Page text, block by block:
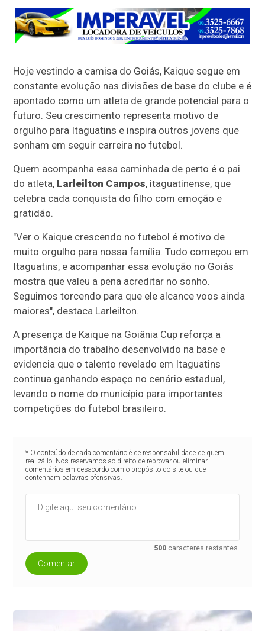
Hoje vestindo a camisa do Goiás, Kaique segue em
constante evolução nas divisões de base do clube e é
apontado como um atleta de grande potencial para o
futuro. Seu crescimento representa motivo de
orgulho para Itaguatins e inspira outros jovens que
sonham em seguir carreira no futebol.
Quem acompanha essa caminhada de perto é o pai
do atleta, Larleilton Campos, itaguatinense, que
celebra cada conquista do filho com emoção e
gratidão.
"Ver o Kaique crescendo no futebol é motivo de
muito orgulho para nossa família. Tudo começou em
Itaguatins, e acompanhar essa evolução no Goiás
mostra que valeu a pena acreditar no sonho.
Seguimos torcendo para que ele alcance voos ainda
maiores", destaca Larleilton.
A presença de Kaique na Goiânia Cup reforça a
importância do trabalho desenvolvido na base e
evidencia que o talento revelado em Itaguatins
continua ganhando espaço no cenário estadual,
levando o nome do município para importantes
competições do futebol brasileiro.
* O conteúdo de cada comentário é de responsabilidade de quem
realizá-lo. Nos reservamos ao direito de reprovar ou eliminar
comentários em desacordo com o propósito do site ou que
contenham palavras ofensivas.
500 caracteres restantes.
Comentar